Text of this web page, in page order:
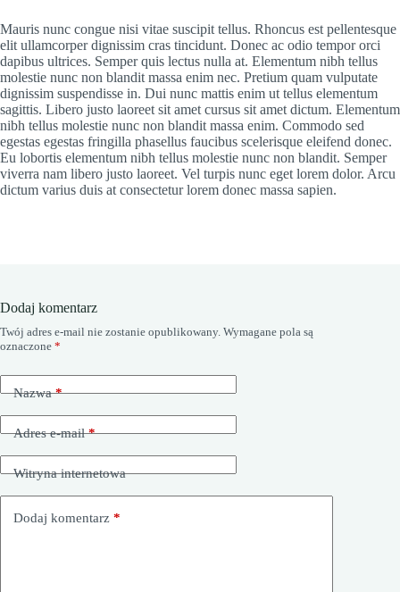
Mauris nunc congue nisi vitae suscipit tellus. Rhoncus est pellentesque
elit ullamcorper dignissim cras tincidunt. Donec ac odio tempor orci
dapibus ultrices. Semper quis lectus nulla at. Elementum nibh tellus
molestie nunc non blandit massa enim nec. Pretium quam vulputate
dignissim suspendisse in. Dui nunc mattis enim ut tellus elementum
sagittis. Libero justo laoreet sit amet cursus sit amet dictum. Elementum
nibh tellus molestie nunc non blandit massa enim. Commodo sed
egestas egestas fringilla phasellus faucibus scelerisque eleifend donec.
Eu lobortis elementum nibh tellus molestie nunc non blandit. Semper
viverra nam libero justo laoreet. Vel turpis nunc eget lorem dolor. Arcu
dictum varius duis at consectetur lorem donec massa sapien.
Dodaj komentarz
Twój adres e-mail nie zostanie opublikowany. Wymagane pola są
oznaczone *
Nazwa*
Adres e-mail*
Witryna internetowa
Dodaj komentarz *